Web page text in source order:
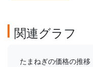
関連グラフ
たまねぎの価格の推移